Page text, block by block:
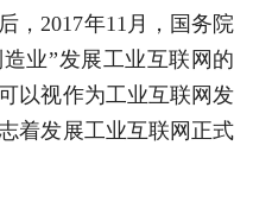
，2017年11月，国务院
业”发展工业互联网的
以视作为工业互联网发
着发展工业互联网正式